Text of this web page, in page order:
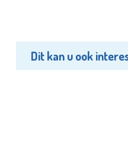
Dit kan u ook